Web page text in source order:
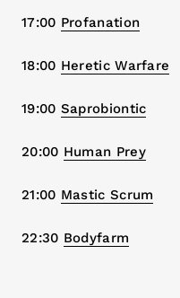
17:00 Profanation
18:00 Heretic Warfare
19:00 Saprobiontic
20:00 Human Prey
21:00 Mastic Scrum
22:30 Bodyfarm